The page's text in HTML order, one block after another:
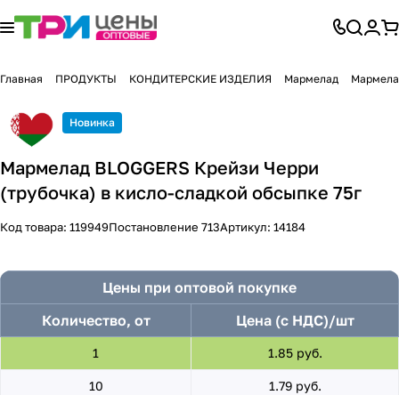
Главная ПРОДУКТЫ КОНДИТЕРСКИЕ ИЗДЕЛИЯ Мармелад
Новинка
Мармелад BLOGGERS Крейзи Черри
(трубочка) в кисло-сладкой обсыпке 75г
Код товара: 119949Постановление 713Артикул: 14184
Цены при оптовой покупке
Количество, от
Цена (с НДС)/шт
1 1.85 руб.
10 1.79 руб.